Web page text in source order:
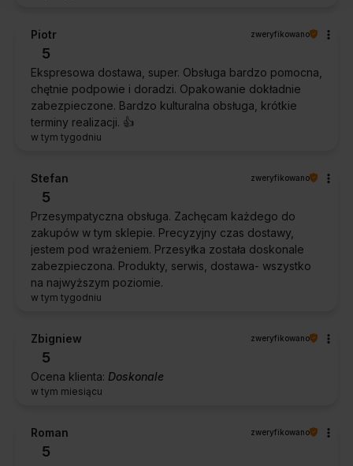
Piotr zweryfikowano
5
Ekspresowa dostawa, super. Obsługa bardzo pomocna,
chętnie podpowie i doradzi. Opakowanie dokładnie
zabezpieczone. Bardzo kulturalna obsługa, krótkie
terminy realizacji. 👍️
w tym tygodniu
Stefan zweryfikowano
5
Przesympatyczna obsługa. Zachęcam każdego do
zakupów w tym sklepie. Precyzyjny czas dostawy,
jestem pod wrażeniem. Przesyłka została doskonale
zabezpieczona. Produkty, serwis, dostawa- wszystko
na najwyższym poziomie.
w tym tygodniu
Zbigniew zweryfikowano
5
Ocena klienta: Doskonale
w tym miesiącu
Roman zweryfikowano
5